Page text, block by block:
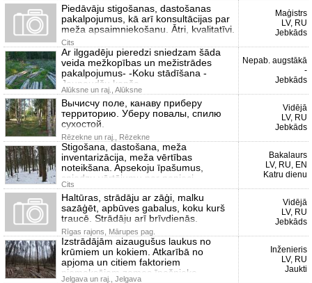
Piedāvāju stigošanas, dastošanas
pakalpojumus, kā arī konsultācijas par
meža apsaimniekošanu. Ātri, kvalitatīvi.
Cits
Maģistrs
LV, RU
Jebkāds
Ar ilggadēju pieredzi sniedzam šāda
veida mežkopības un mežistrādes
pakalpojumus- -Koku stādīšana -
Jaunaudžu kopša
Alūksne un raj., Alūksne
Nepab. augstākā
-
Jebkāds
Вычисчу поле, канаву приберу
территорию. Уберу повалы, спилю
сухостой.
Rēzekne un raj., Rēzekne
Vidējā
LV, RU
Jebkāds
Stigošana, dastošana, meža
inventarizācija, meža vērtības
noteikšana. Apsekoju īpašumus,
sniedzu vērtējumu par nepieci
Cits
Bakalaurs
LV, RU, EN
Katru dienu
Haltūras, strādāju ar zāģi, malku
sazāģēt, apbūves gabalus, koku kurš
traucē. Strādāju arī brīvdienās.
Rīgas rajons, Mārupes pag.
Vidējā
LV, RU
Jebkāds
Izstrādājām aizaugušus laukus no
krūmiem un kokiem. Atkarībā no
apjoma un citiem faktoriem
piemaksājam zemes īpašnieka
Jelgava un raj., Jelgava
Inženieris
LV, RU
Jaukti